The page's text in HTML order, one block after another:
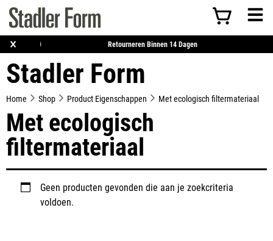
×
Verzending Vanaf €50 Retourneren Binnen 14 Dagen
Stadler Form
Home Shop Product Eigenschappen Met ecologisch filtermateriaal
Met ecologisch
filtermateriaal
Geen producten gevonden die aan je zoekcriteria
voldoen.